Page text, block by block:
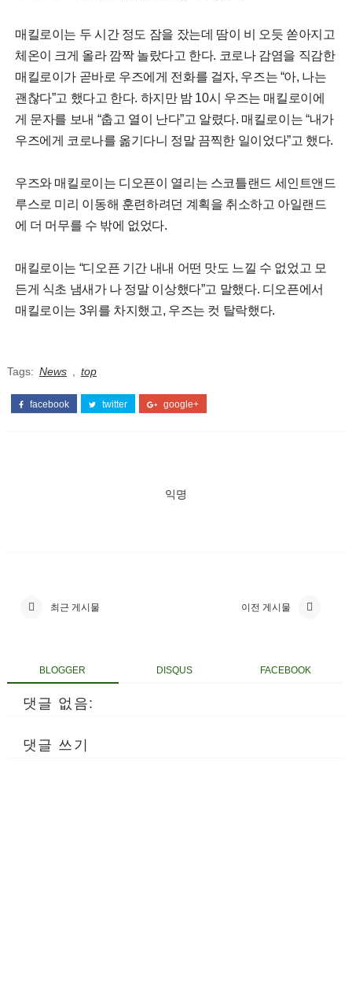
매킬로이는 두 시간 정도 잠을 잤는데 땀이 비 오듯 쏟아지고
체온이 크게 올라 깜짝 놀랐다고 한다. 코로나 감염을 직감한
매킬로이가 곧바로 우즈에게 전화를 걸자, 우즈는 “아, 나는
괜찮다”고 했다고 한다. 하지만 밤 10시 우즈는 매킬로이에
게 문자를 보내 “춥고 열이 난다”고 알렸다. 매킬로이는 “내가
우즈에게 코로나를 옮기다니 정말 끔찍한 일이었다”고 했다.
우즈와 매킬로이는 디오픈이 열리는 스코틀랜드 세인트앤드
루스로 미리 이동해 훈련하려던 계획을 취소하고 아일랜드
에 더 머무를 수 밖에 없었다.
매킬로이는 “디오픈 기간 내내 어떤 맛도 느낄 수 없었고 모
든게 식초 냄새가 나 정말 이상했다”고 말했다. 디오픈에서
매킬로이는 3위를 차지했고, 우즈는 컷 탈락했다.
Tags: News top
facebook twitter google+
익명
최근 게시물 이전 게시물
BLOGGER DISQUS FACEBOOK
댓글 없음:
댓글 쓰기